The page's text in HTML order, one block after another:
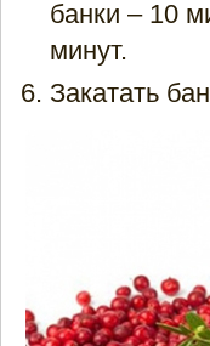
банки – 10
минут.
Закатать